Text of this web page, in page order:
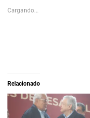
s
h
e
b
r
e
n
e
n
F
Cargando...
Relacionado